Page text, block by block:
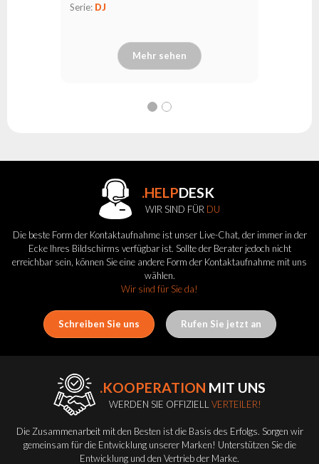
Serie: DJ
Mehr sehen
.HELPDESK
WIR SIND FÜR DU
Die beste Form der Kontaktaufnahme ist unser Live-Chat, der immer in der
Ecke Ihres Bildschirms verfügbar ist. Sollte der Berater jedoch nicht
erreichbar sein, können Sie eine andere Form der Kontaktaufnahme mit uns
wählen.
Wir sind für Sie da!
Schreiben Sie uns Rufen Sie jetzt an
.KOOPERATION MIT UNS
WERDEN SIE OFFIZIELLVERTEILER!
Die Zusammenarbeit mit den Besten ist die Basis des Erfolgs. Sorgen wir
gemeinsam für die Entwicklung unserer Marken! Unterstützen Sie die
Entwicklung und den Vertrieb der Marke.